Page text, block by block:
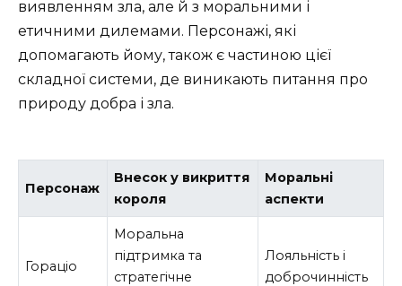
виявленням зла, але й з моральними і
етичними дилемами. Персонажі, які
допомагають йому, також є частиною цієї
складної системи, де виникають питання про
природу добра і зла.
Персонаж
Внесок у викриття
короля
Моральні
аспекти
Гораціо
Моральна
підтримка та
стратегічне
Лояльність і
доброчинність